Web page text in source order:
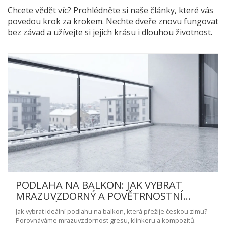
Chcete vědět víc? Prohlédněte si naše články, které vás
povedou krok za krokem. Nechte dveře znovu fungovat
bez závad a užívejte si jejich krásu i dlouhou životnost.
PODLAHA NA BALKON: JAK VYBRAT
MRAZUVZDORNÝ A POVĚTRNOSTNÍ
MATERIÁL
Jak vybrat ideální podlahu na balkon, která přežije českou zimu?
Porovnáváme mrazuvzdornost gresu, klinkeru a kompozitů.